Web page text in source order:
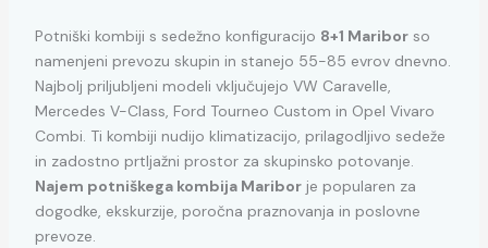
Potniški kombiji s sedežno konfiguracijo 8+1 Mariborso
namenjeni prevozu skupin in stanejo 55-85 evrov dnevno.
Najbolj priljubljeni modeli vključujejo VW Caravelle,
Mercedes V-Class, Ford Tourneo Custom in Opel Vivaro
Combi. Ti kombiji nudijo klimatizacijo, prilagodljivo sedeže
in zadostno prtljažni prostor za skupinsko potovanje.
Najem potniškega kombija Mariborje popularen za
dogodke, ekskurzije, poročna praznovanja in poslovne
prevoze.